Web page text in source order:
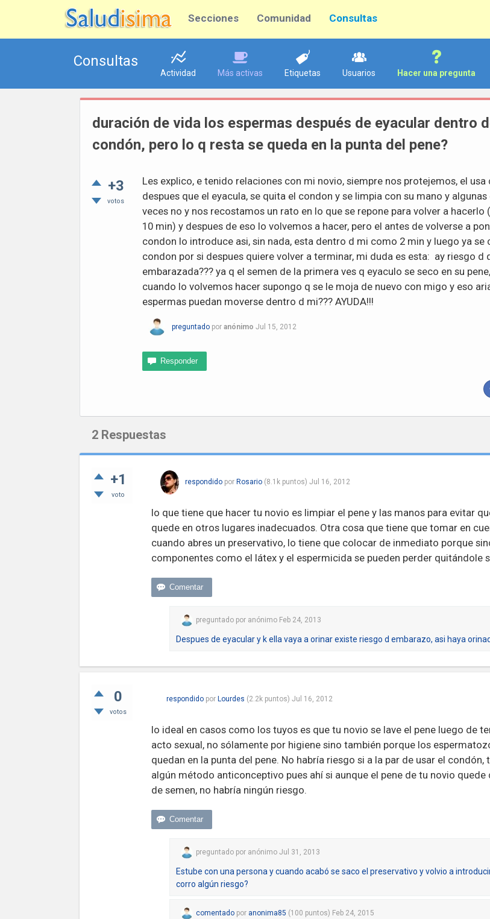
Secciones Comunidad Consultas
Consultas
Actividad Más activas Etiquetas Usuarios Hacer una pregunta
duración de vida los espermas después de eyacular dentro
condón, pero lo q resta se queda en la punta del pene?
+3
votos
Les explico, e tenido relaciones con mi novio, siempre nos protejemos, el usa
despues que el eyacula, se quita el condon y se limpia con su mano y
veces no y nos recostamos un rato en lo que se repone para volver a hacerlo
10 min) y despues de eso lo volvemos a hacer, pero el antes de volverse a
condon lo introduce asi, sin nada, esta dentro d mi como 2 min y luego ya se
condon por si despues quiere volver a terminar, mi duda es esta: ay riesgo d
embarazada??? ya q el semen de la primera ves q eyaculo se seco en su
cuando lo volvemos hacer supongo q se le moja de nuevo con migo y eso
espermas puedan moverse dentro d mi??? AYUDA!!!
preguntado por anónimo Jul 15, 2012
2 Respuestas
+1
voto
respondido por Rosario (8.1kpuntos) Jul 16, 2012
lo que tiene que hacer tu novio es limpiar el pene y las manos para evitar
quede en otros lugares inadecuados. Otra cosa que tiene que tomar en
cuando abres un preservativo, lo tiene que colocar de inmediato porque
componentes como el látex y el espermicida se pueden perder quitándole
preguntado por anónimo Feb 24, 2013
Despues de eyacular y k ella vaya a orinar existe riesgo d embarazo, asi haya
0
votos
respondido por Lourdes (2.2kpuntos) Jul 16, 2012
lo ideal en casos como los tuyos es que tu novio se lave el pene luego de
acto sexual, no sólamente por higiene sino también porque los
quedan en la punta del pene. No habría riesgo si a la par de usar el condón,
algún método anticonceptivo pues ahí si aunque el pene de tu novio quede
de semen, no habría ningún riesgo.
preguntado por anónimo Jul 31, 2013
Estube con una persona y cuando acabó se saco el preservativo y volvio a
corro algún riesgo?
comentado por anonima85 (100 puntos) Feb 24, 2015